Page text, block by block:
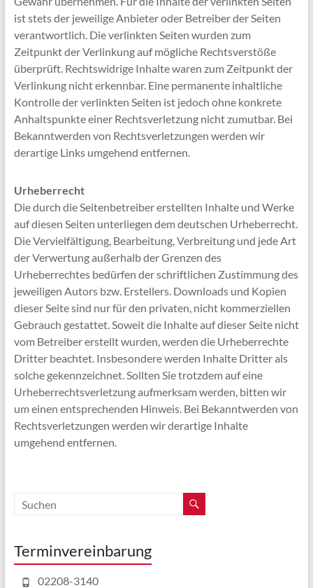
ist stets der jeweilige Anbieter oder Betreiber der Seiten
verantwortlich. Die verlinkten Seiten wurden zum
Zeitpunkt der Verlinkung auf mögliche Rechtsverstöße
überprüft. Rechtswidrige Inhalte waren zum Zeitpunkt der
Verlinkung nicht erkennbar. Eine permanente inhaltliche
Kontrolle der verlinkten Seiten ist jedoch ohne konkrete
Anhaltspunkte einer Rechtsverletzung nicht zumutbar. Bei
Bekanntwerden von Rechtsverletzungen werden wir
derartige Links umgehend entfernen.
Urheberrecht
Die durch die Seitenbetreiber erstellten Inhalte und Werke
auf diesen Seiten unterliegen dem deutschen Urheberrecht.
Die Vervielfältigung, Bearbeitung, Verbreitung und jede Art
der Verwertung außerhalb der Grenzen des
Urheberrechtes bedürfen der schriftlichen Zustimmung des
jeweiligen Autors bzw. Erstellers. Downloads und Kopien
dieser Seite sind nur für den privaten, nicht kommerziellen
Gebrauch gestattet. Soweit die Inhalte auf dieser Seite nicht
vom Betreiber erstellt wurden, werden die Urheberrechte
Dritter beachtet. Insbesondere werden Inhalte Dritter als
solche gekennzeichnet. Sollten Sie trotzdem auf eine
Urheberrechtsverletzung aufmerksam werden, bitten wir
um einen entsprechenden Hinweis. Bei Bekanntwerden von
Rechtsverletzungen werden wir derartige Inhalte
umgehend entfernen.
Terminvereinbarung
02208-3140